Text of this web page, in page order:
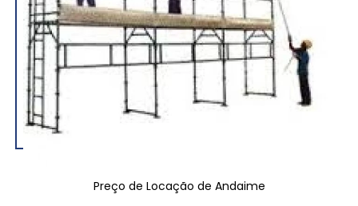
Preço de Locação de Andaime